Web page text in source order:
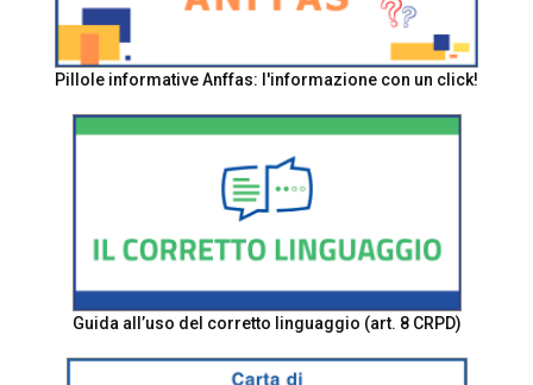
Pillole informative Anffas: l'informazione con un click!
Guida all’uso del corretto linguaggio (art. 8 CRPD)